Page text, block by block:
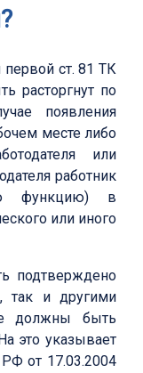
первой ст. 81 ТК
расторгнут по
появления
месте либо
или
работник
функцию) в
или иного
подтверждено
так и другими
должны быть
это указывает
от 17.03.2004